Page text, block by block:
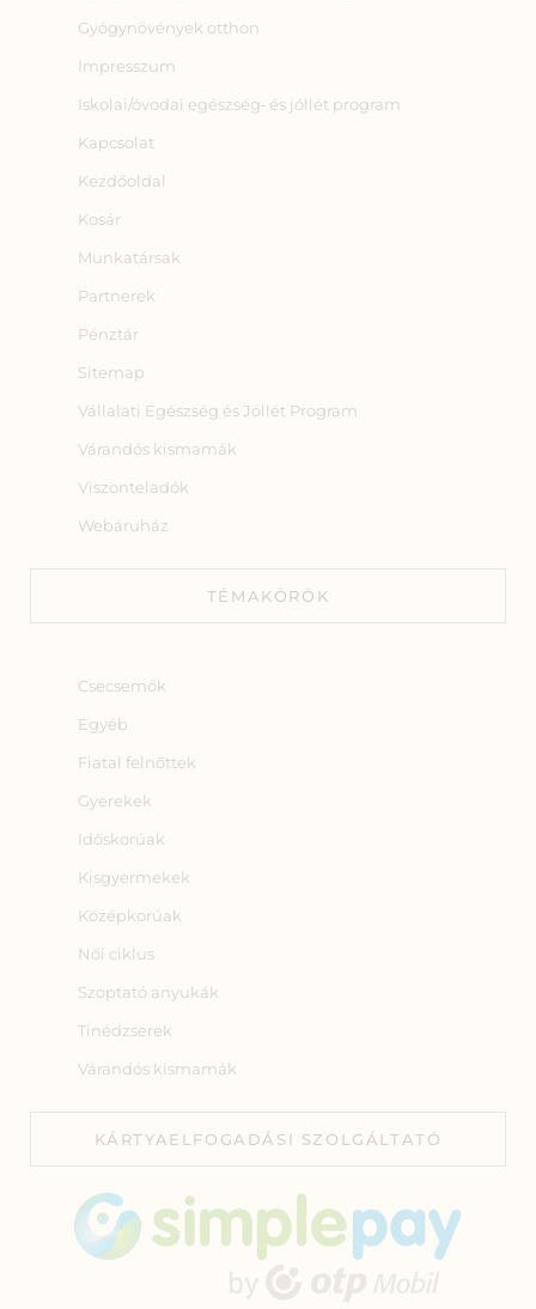
Gyógynövények otthon
Impresszum
Iskolai/óvodai egészség‑ és jóllét program
Kapcsolat
Kezdőoldal
Kosár
Munkatársak
Partnerek
Pénztár
Sitemap
Vállalati Egészség és Jóllét Program
Várandós kismamák
Viszonteladók
Webáruház
TÉMAKÖRÖK
Csecsemők
Egyéb
Fiatal felnőttek
Gyerekek
Időskorúak
Kisgyermekek
Középkorúak
Női ciklus
Szoptató anyukák
Tinédzserek
Várandós kismamák
KÁRTYAELFOGADÁSI SZOLGÁLTATÓ